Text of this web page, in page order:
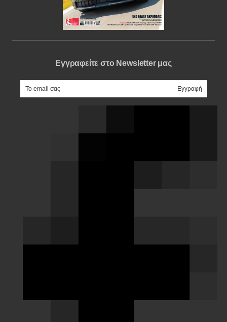
Εγγραφείτε στο Newsletter μας
e-mail